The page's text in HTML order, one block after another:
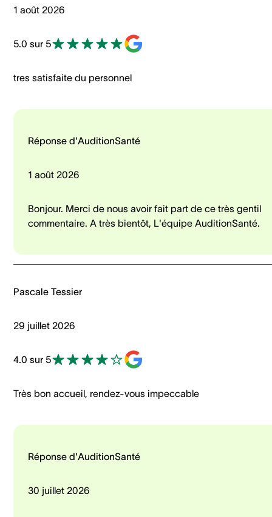
1 août 2026
5.0 sur 5
tres satisfaite du personnel
Réponse d'AuditionSanté
1 août 2026
Bonjour. Merci de nous avoir fait part de ce très gentil
commentaire. A très bientôt, L'équipe AuditionSanté.
Pascale Tessier
29 juillet 2026
4.0 sur 5
Très bon accueil, rendez-vous impeccable
Réponse d'AuditionSanté
30 juillet 2026